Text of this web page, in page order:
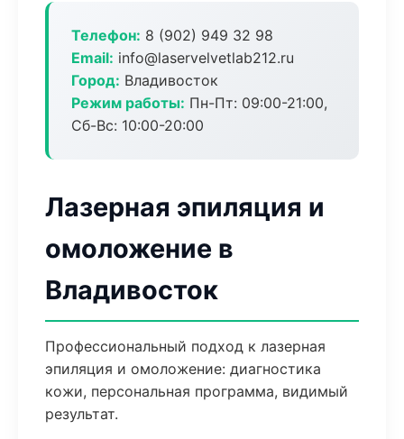
Телефон: 8 (902) 949 32 98
Email: info@laservelvetlab212.ru
Город: Владивосток
Режим работы: Пн-Пт: 09:00-21:00,
Сб-Вс: 10:00-20:00
Лазерная эпиляция и
омоложение в
Владивосток
Профессиональный подход к лазерная
эпиляция и омоложение: диагностика
кожи, персональная программа, видимый
результат.